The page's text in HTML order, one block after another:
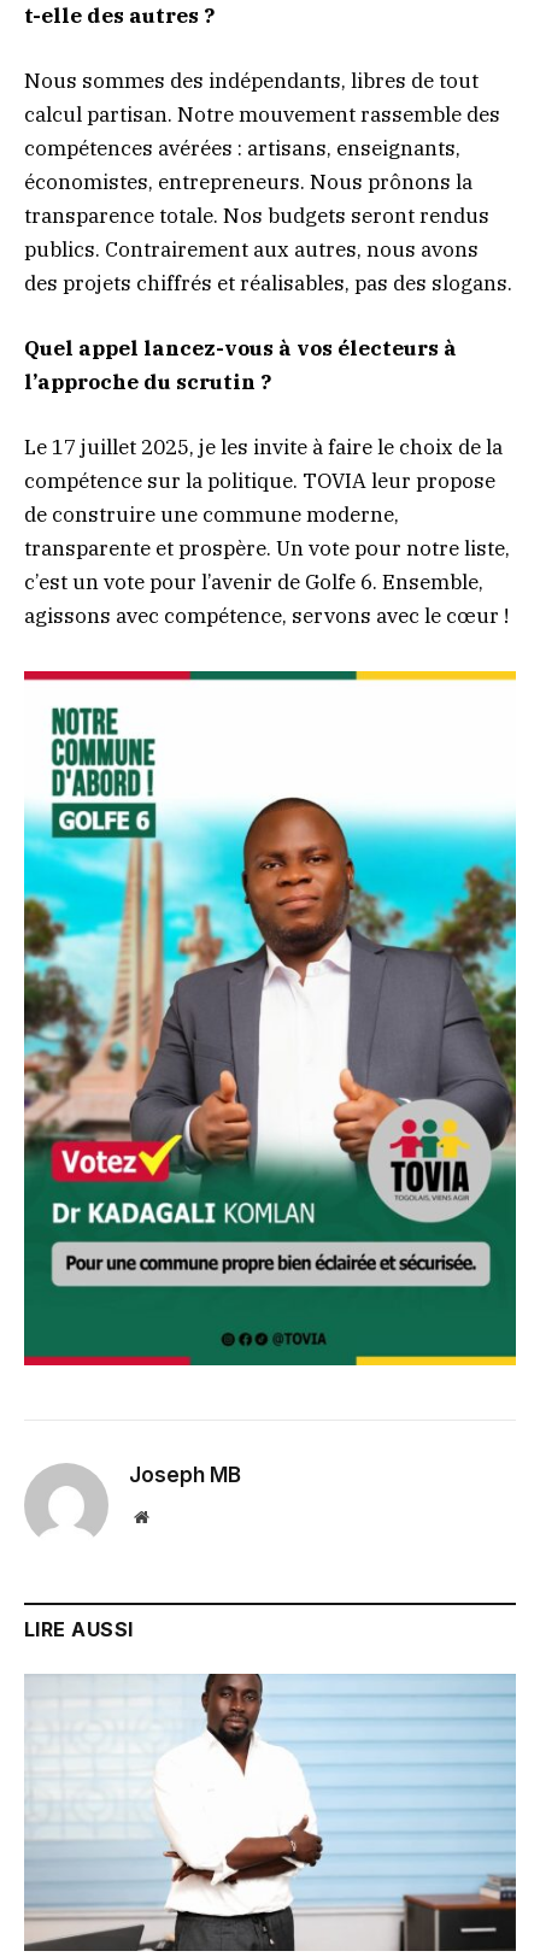
t-elle des autres ?
Nous sommes des indépendants, libres de tout
calcul partisan. Notre mouvement rassemble des
compétences avérées : artisans, enseignants,
économistes, entrepreneurs. Nous prônons la
transparence totale. Nos budgets seront rendus
publics. Contrairement aux autres, nous avons
des projets chiffrés et réalisables, pas des slogans.
Quel appel lancez-vous à vos électeurs à
l’approche du scrutin ?
Le 17 juillet 2025, je les invite à faire le choix de la
compétence sur la politique. TOVIA leur propose
de construire une commune moderne,
transparente et prospère. Un vote pour notre liste,
c’est un vote pour l’avenir de Golfe 6. Ensemble,
agissons avec compétence, servons avec le cœur !
Joseph MB
Website
LIRE AUSSI